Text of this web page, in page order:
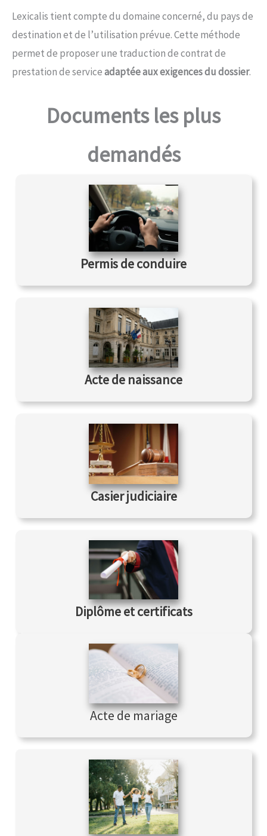
Lexicalis tient compte du domaine concerné, du pays de
destination et de l’utilisation prévue. Cette méthode
permet de proposer une traduction de contrat de
prestation de serviceadaptée aux exigences du dossier.
Documents les plus
demandés
Permis de conduire
Acte de naissance
Casier judiciaire
Diplôme etcertificats
Acte de mariage